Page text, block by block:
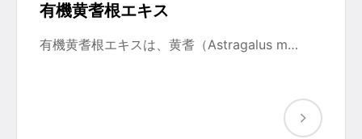
有機黄耆根エキス
有機黄耆根エキスは、黄耆（Astragalus m…